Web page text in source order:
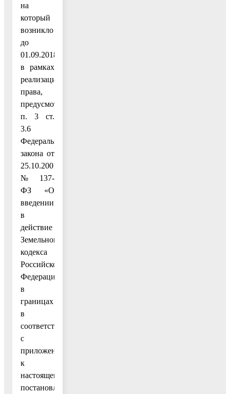
на
который
возникло
до
01.09.2018,
в рамках
реализации
права,
предусмотренного
п. 3 ст.
3.6
Федерального
закона от
25.10.2001
№ 137-
ФЗ «О
введении
в
действие
Земельного
кодекса
Российской
Федерации»,
в
границах
в
соответствии
с
приложением
к
настоящему
постановлению.